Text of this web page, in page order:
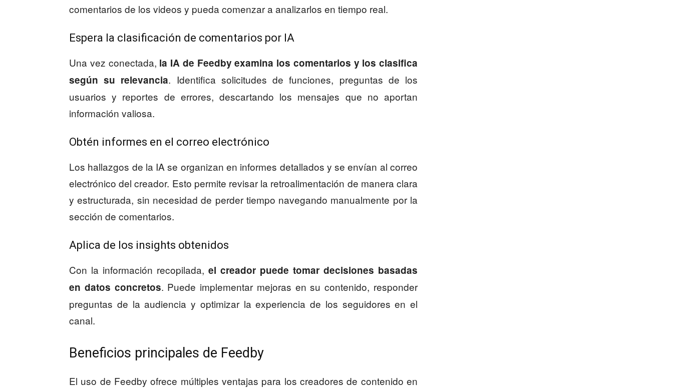
comentarios de los videos y pueda comenzar a analizarlos en tiempo real.
Espera la clasificación de comentarios por IA
Una vez conectada, la IA de Feedby examina los comentarios y los clasifica
según su relevancia. Identifica solicitudes de funciones, preguntas de los
usuarios y reportes de errores, descartando los mensajes que no aportan
información valiosa.
Obtén informes en el correo electrónico
Los hallazgos de la IA se organizan en informes detallados y se envían al correo
electrónico del creador. Esto permite revisar la retroalimentación de manera clara
y estructurada, sin necesidad de perder tiempo navegando manualmente por la
sección de comentarios.
Aplica de los insights obtenidos
Con la información recopilada, el creador puede tomar decisiones basadas
en datos concretos. Puede implementar mejoras en su contenido, responder
preguntas de la audiencia y optimizar la experiencia de los seguidores en el
canal.
Beneficios principales de Feedby
El uso de Feedby ofrece múltiples ventajas para los creadores de contenido en